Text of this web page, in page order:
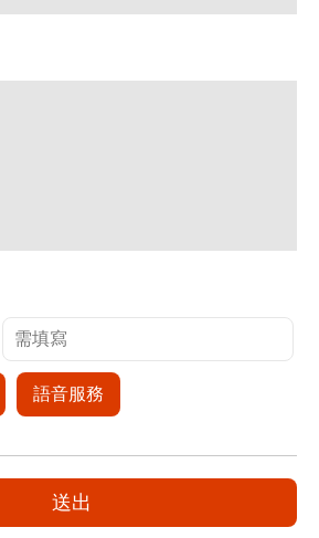
語音服務